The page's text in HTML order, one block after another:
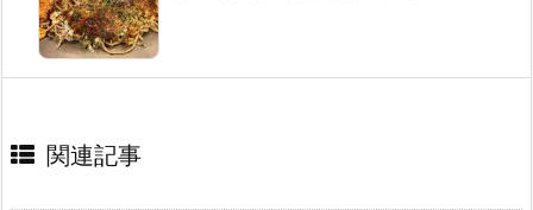
関連記事